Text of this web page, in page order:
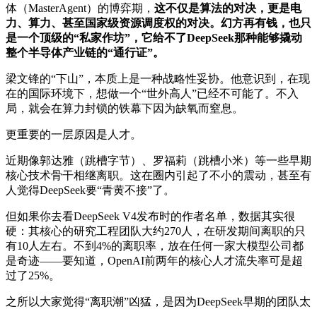
体（MasterAgent）的博弈期， 这不仅是算法的对决，更是电
力、算力、甚至国家级资源调度权的对决。幻方再有钱，也只
是一个顶级的“私家作坊”，它给不了DeepSeek那种能够撬动
整个半导体产业链的“通行证”。
梁文锋的“下山”，本质上是一种战略性妥协。他意识到，在现
在的国际环境下，想做一个“世外高人”已经不可能了。不入
局，就会在算力封锁的铁幕下因为缺氧而窒息。
更重要的一层原因是人才。
近期像郭达雅（跳槽字节）、罗福莉（跳槽小米）等一些早期
核心技术骨干相继离职。这在圈内引起了不小的震动，甚至有
人觉得DeepSeek要“青黄不接”了。
但如果你去看DeepSeek V4发布时的作者名单，数据其实很
硬：其核心的研究工程团队大约270人，在研发期间离职的只
有10人左右。不到4%的离职率，放在任何一家大模型公司都
是奇迹——要知道，OpenAI前两年的核心人才流失率可是超
过了25%。
之所以大家觉得“离职潮”凶猛，是因为DeepSeek早期的团队太